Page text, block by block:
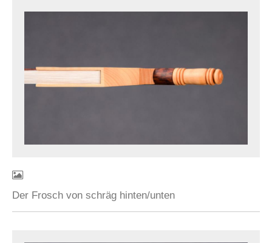
Der Frosch von schräg hinten/unten